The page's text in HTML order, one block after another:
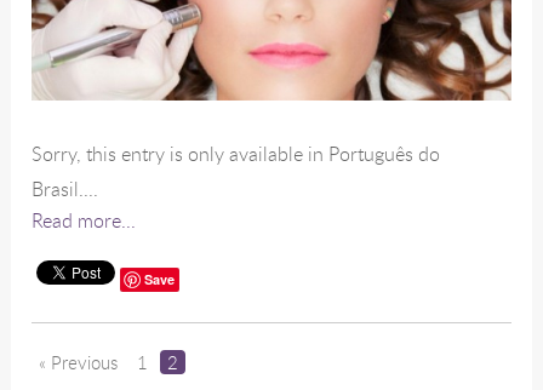
Sorry, this entry is only available in Português do
Brasil....
Read more...
Save
« Previous 1 2